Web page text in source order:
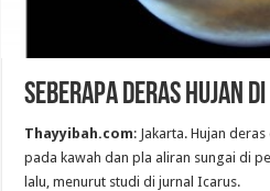
Seberapa Deras Hujan
Thayyibah.com: Jakarta. Hujan
pada kawah dan pla aliran sungai di
lalu, menurut studi di jurnal Icarus.